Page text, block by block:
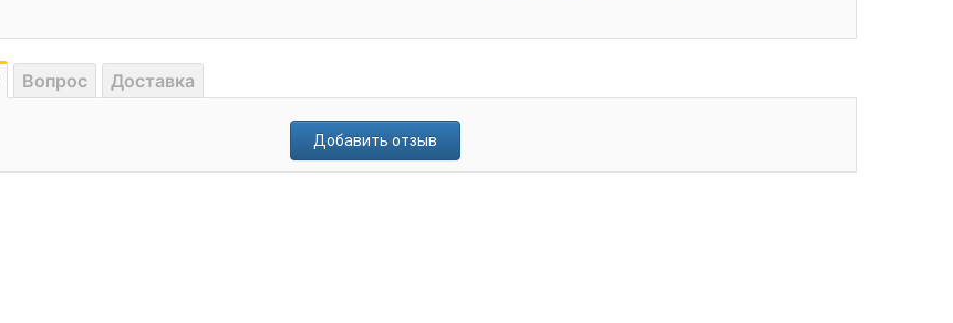
Вопрос Доставка
Добавить отзыв